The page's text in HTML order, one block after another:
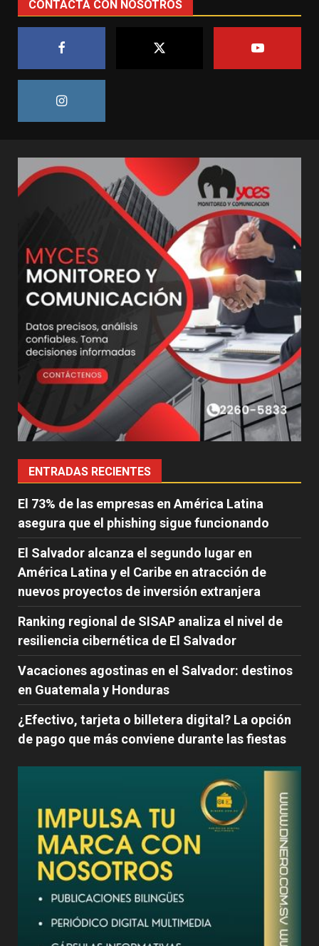
CONTACTA CON NOSOTROS
ENTRADAS RECIENTES
El 73% de las empresas en América Latina
asegura que el phishing sigue funcionando
El Salvador alcanza el segundo lugar en
América Latina y el Caribe en atracción de
nuevos proyectos de inversión extranjera
Ranking regional de SISAP analiza el nivel de
resiliencia cibernética de El Salvador
Vacaciones agostinas en el Salvador: destinos
en Guatemala y Honduras
¿Efectivo, tarjeta o billetera digital? La opción
de pago que más conviene durante las fiestas